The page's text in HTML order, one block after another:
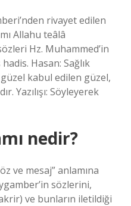
rivayet edilen
Allahu teâlâ
Hz. Muhammed’in
Hasan: Sağlık
güzel kabul edilen güzel,
Yazılışı: Söyleyerek
nedir?
ve mesaj” anlamına
sözlerini,
ve bunların iletildiği